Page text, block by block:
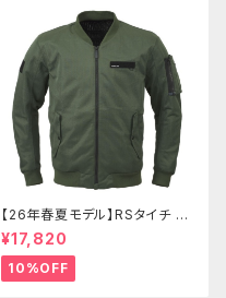
【26年春夏モデル】RSタイチ RS
J351 エアーフライトジャケット
¥17,820
10%OFF